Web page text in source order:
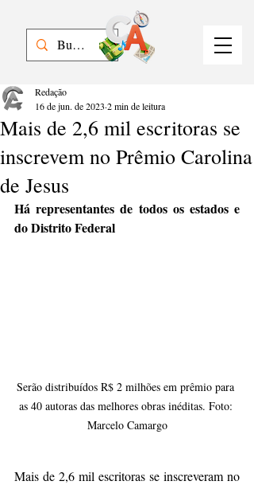
Mais de 2,6 mil escritoras se
inscrevem no Prêmio Carolina
de Jesus
Redação
16 de jun. de 2023 2 min de leitura
Há representantes de todos os estados e
do Distrito Federal
Serão distribuídos R$ 2 milhões em prêmio para
as 40 autoras das melhores obras inéditas. Foto:
Marcelo Camargo
Mais de 2,6 mil escritoras se inscreveram no